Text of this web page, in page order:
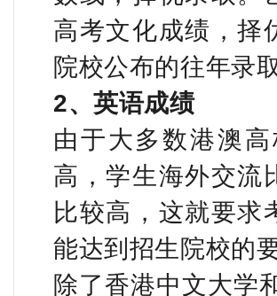
高考文化成绩，择
院校公布的往年录
2、英语成绩
由于大多数港澳
高，学生海外交流
比较高，这就要求
能达到招生院校的
除了香港中文大学